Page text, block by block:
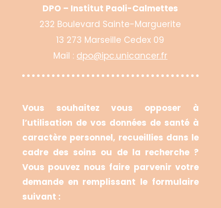
DPO – Institut Paoli-Calmettes
232 Boulevard Sainte-Marguerite
13 273 Marseille Cedex 09
Mail : dpo@ipc.unicancer.fr
Vous souhaitez vous opposer à
l’utilisation de vos données de santé à
caractère personnel, recueillies dans le
cadre des soins ou de la recherche ?
Vous pouvez nous faire parvenir votre
demande en remplissant le formulaire
suivant :